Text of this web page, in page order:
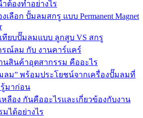
ต้องทำอย่างไร
เลือก ปั้มลมสกรู แบบ Permanent Magnet
ทียบปั๊มลมแบบ ลูกสูบ VS สกรู
ณ์ลม กับ งานคาร์แคร์
นสินค้าอุตสากรรม คืออะไร
ลม” พร้อมประโยชน์จากเครื่องปั๊มลมที่
มาก่อน
ลือง กันคืออะไรและเกี่ยวข้องกับงาน
ได้อย่างไร